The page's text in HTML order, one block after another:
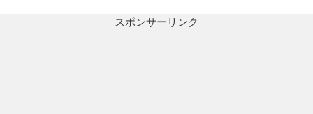
スポンサーリンク